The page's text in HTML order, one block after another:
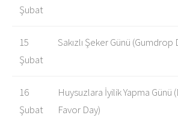
Şubat
15
Şubat
Sakızlı Şeker Günü (Gumdrop
16
Şubat
Huysuzlara İyilik Yapma Günü
Favor Day)